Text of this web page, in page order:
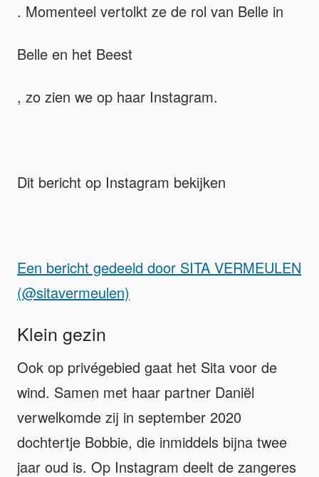
. Momenteel vertolkt ze de rol van Belle in
Belle en het Beest
, zo zien we op haar Instagram.
Dit bericht op Instagram bekijken
Een bericht gedeeld door SITA VERMEULEN
(@sitavermeulen)
Klein gezin
Ook op privégebied gaat het Sita voor de
wind. Samen met haar partner Daniël
verwelkomde zij in september 2020
dochtertje Bobbie, die inmiddels bijna twee
jaar oud is. Op Instagram deelt de zangeres